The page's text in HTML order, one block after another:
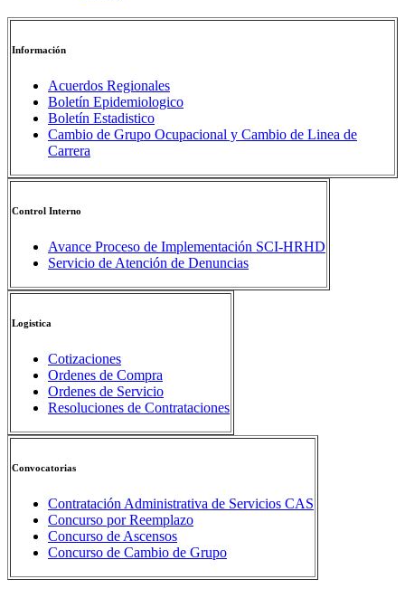
Información
Acuerdos Regionales
Boletín Epidemiologico
Boletín Estadistico
Cambio de Grupo Ocupacional y Cambio de Linea de
Carrera
Control Interno
Avance Proceso de Implementación SCI-HRHD
Servicio de Atención de Denuncias
Logistica
Cotizaciones
Ordenes de Compra
Ordenes de Servicio
Resoluciones de Contrataciones
Convocatorias
Contratación Administrativa de Servicios CAS
Concurso por Reemplazo
Concurso de Ascensos
Concurso de Cambio de Grupo